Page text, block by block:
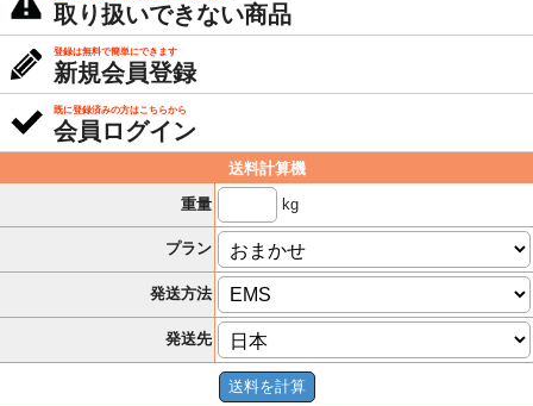
取り扱いできない商品
登録は無料で簡単にできます
新規会員登録
既に登録済みの方はこちらから
会員ログイン
送料計算機
重量
kg
プラン
発送方法
発送先